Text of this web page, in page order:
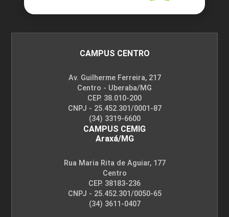
CAMPUS CENTRO
Av. Guilherme Ferreira, 217
Centro - Uberaba/MG
CEP. 38.010-200
CNPJ - 25.452.301/0001-87
(34) 3319-6600
CAMPUS CEMIG
Araxá/MG
Rua Maria Rita de Aguiar, 177
Centro
CEP. 38183-236
CNPJ - 25.452.301/0050-65
(34) 3611-0407